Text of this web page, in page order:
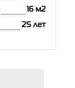
16 м2
25 лет